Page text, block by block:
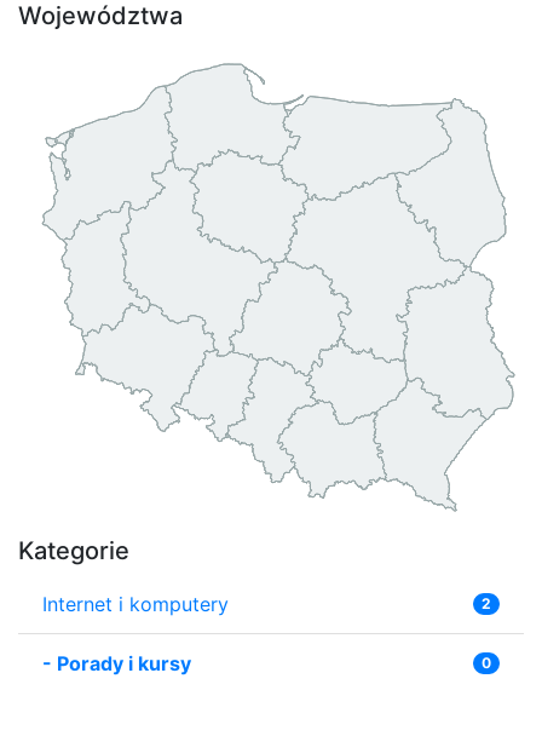
Województwa
Kategorie
Internet i komputery 2
- Porady i kursy 0